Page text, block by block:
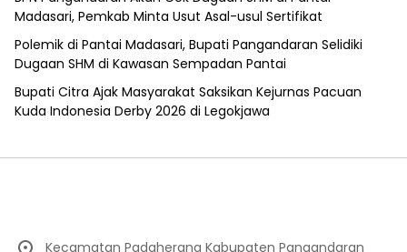
Madasari, Pemkab Minta Usut Asal-usul Sertifikat
Polemik di Pantai Madasari, Bupati Pangandaran Selidiki
Dugaan SHM di Kawasan Sempadan Pantai
Bupati Citra Ajak Masyarakat Saksikan Kejurnas Pacuan
Kuda Indonesia Derby 2026 di Legokjawa
Kecamatan Padaherang Kabupaten Pangandaran